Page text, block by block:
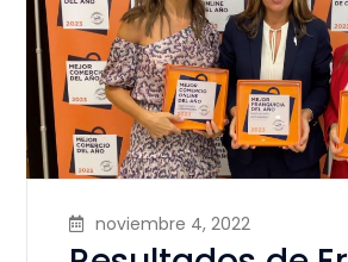
noviembre 4, 2022